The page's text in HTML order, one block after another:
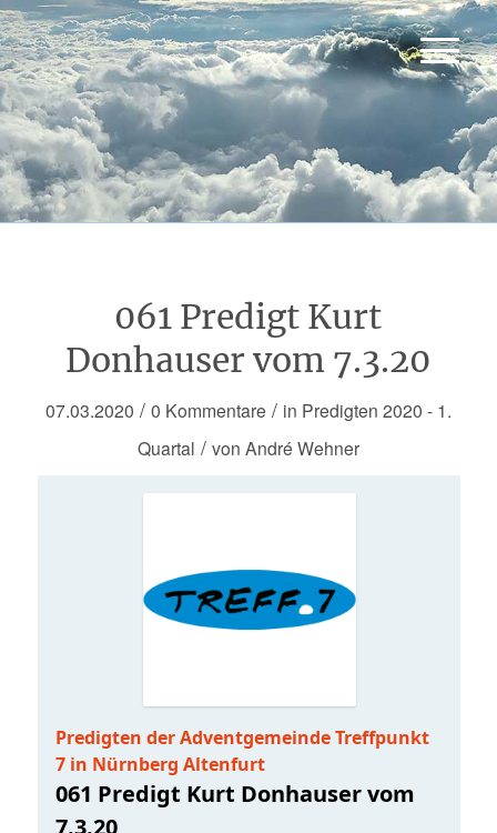
061 Predigt Kurt
Donhauser vom 7.3.20
07.03.2020 / 0 Kommentare / in Predigten 2020 - 1.
Quartal / von André Wehner